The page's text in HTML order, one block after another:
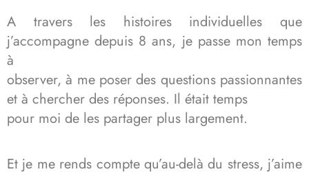
A travers les histoires individuelles que
j’accompagne depuis 8 ans, je passe mon temps
à
observer, à me poser des questions passionnantes
et à chercher des réponses. Il était temps
pour moi de les partager plus largement.
Et je me rends compte qu’au-delà du stress, j’aime